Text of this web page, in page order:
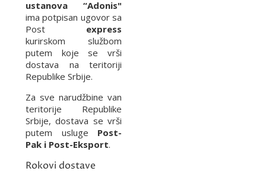
ustanova “Adonis"
ima potpisan ugovor sa
Post express
kurirskom službom
putem koje se vrši
dostava na teritoriji
Republike Srbije.
Za sve narudžbine van
teritorije Republike
Srbije, dostava se vrši
putem usluge Post-
Pak i Post-Eksport.
Rokovi dostave